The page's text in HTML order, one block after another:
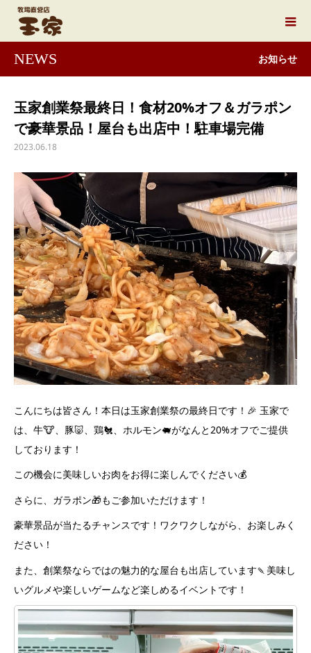
NEWS お知らせ
玉家創業祭最終日！食材20%オフ＆ガラポン
で豪華景品！屋台も出店中！駐車場完備
2023.06.18
こんにちは皆さん！本日は玉家創業祭の最終日です！🎉 玉家で
は、牛🐮、豚🐷、鶏🐔、ホルモン🐖がなんと20%オフでご提供
しております！
この機会に美味しいお肉をお得に楽しんでください💰
さらに、ガラポン🎁もご参加いただけます！
豪華景品が当たるチャンスです！ワクワクしながら、お楽しみく
ださい！
また、創業祭ならではの魅力的な屋台も出店しています🍡美味し
いグルメや楽しいゲームなど楽しめるイベントです！